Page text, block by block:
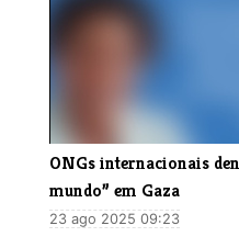
ONGs internacionais
mundo” em Gaza
23 ago 2025 09:23